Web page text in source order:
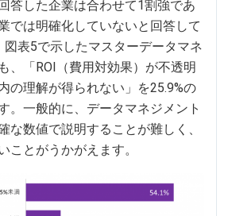
答した企業は合わせて1割強であ
では明確化していないと回答して
図表5で示したマスターデータマネ
、「ROI（費用対効果）が不透明
の理解が得られない」を25.9%の
。一般的に、データマネジメント
な数値で説明することが難しく、
ことがうかがえます。